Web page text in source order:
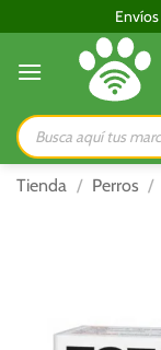
al
contenido
Envíos
Búsqueda
de
productos
Tienda / Perros /